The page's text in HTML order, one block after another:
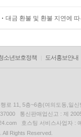
대금 환불 및 환불 지연에
소년보호정책 도서홍보안내
로 11, 5층~6층(여의도동,일신
통신판매업신고 : 제
호스팅 서비스사업자 :
Rights Reserved.